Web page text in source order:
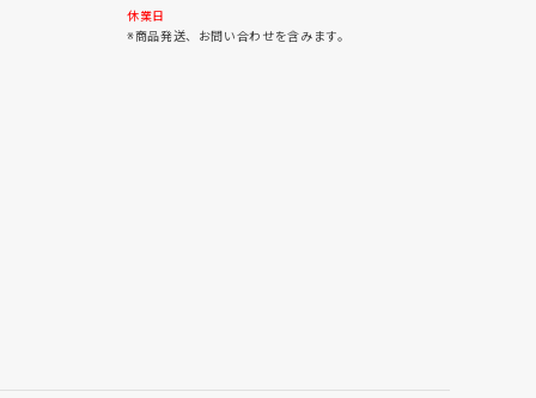
30
休業日
※商品発送、お問い合わせを含みます。